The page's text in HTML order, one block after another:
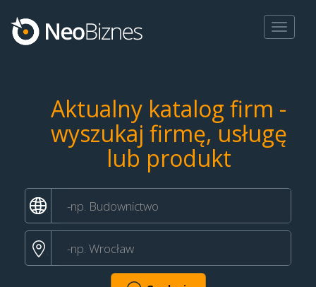
Toggle
Aktualny katalog firm -
wyszukaj firmę, usługę
lub produkt